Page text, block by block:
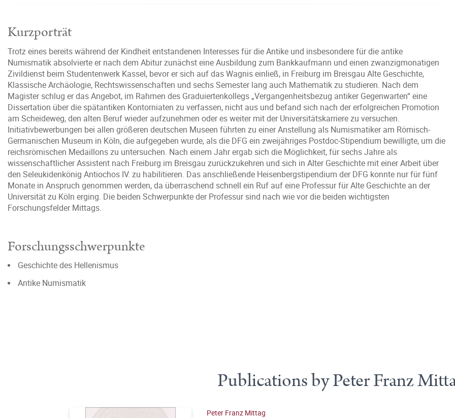
Kurzporträt
Trotz eines bereits während der Kindheit entstandenen Interesses für die Antike und insbesondere für die antike
Numismatik absolvierte er nach dem Abitur zunächst eine Ausbildung zum Bankkaufmann und einen zwanzigmonatigen
Zivildienst beim Studentenwerk Kassel, bevor er sich auf das Wagnis einließ, in Freiburg im Breisgau Alte Geschichte,
Klassische Archäologie, Rechtswissenschaften und sechs Semester lang auch Mathematik zu studieren. Nach dem
Magister schlug er das Angebot, im Rahmen des Graduiertenkollegs „Vergangenheitsbezug antiker Gegenwarten“ eine
Dissertation über die spätantiken Kontorniaten zu verfassen, nicht aus und befand sich nach der erfolgreichen Promotion
am Scheideweg, den alten Beruf wieder aufzunehmen oder es weiter mit der Universitätskarriere zu versuchen.
Initiativbewerbungen bei allen größeren deutschen Museen führten zu einer Anstellung als Numismatiker am Römisch-
Germanischen Museum in Köln, die aufgegeben wurde, als die DFG ein zweijähriges Postdoc-Stipendium bewilligte, um die
reichsrömischen Medaillons zu untersuchen. Nach einem Jahr ergab sich die Möglichkeit, für sechs Jahre als
wissenschaftlicher Assistent nach Freiburg im Breisgau zurückzukehren und sich in Alter Geschichte mit einer Arbeit über
den Seleukidenkönig Antiochos IV. zu habilitieren. Das anschließende Heisenbergstipendium der DFG konnte nur für fünf
Monate in Anspruch genommen werden, da überraschend schnell ein Ruf auf eine Professur für Alte Geschichte an der
Universität zu Köln erging. Die beiden Schwerpunkte der Professur sind nach wie vor die beiden wichtigsten
Forschungsfelder Mittags.
Forschungsschwerpunkte
Geschichte des Hellenismus
Antike Numismatik
Publications by Peter Franz
Peter Franz Mittag